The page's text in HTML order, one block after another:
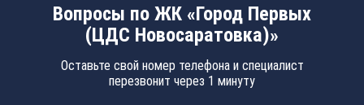
Вопросы по ЖК «Город Первых
(ЦДС Новосаратовка)»
Оставьте свой номер телефона и специалист
перезвонит через 1 минуту